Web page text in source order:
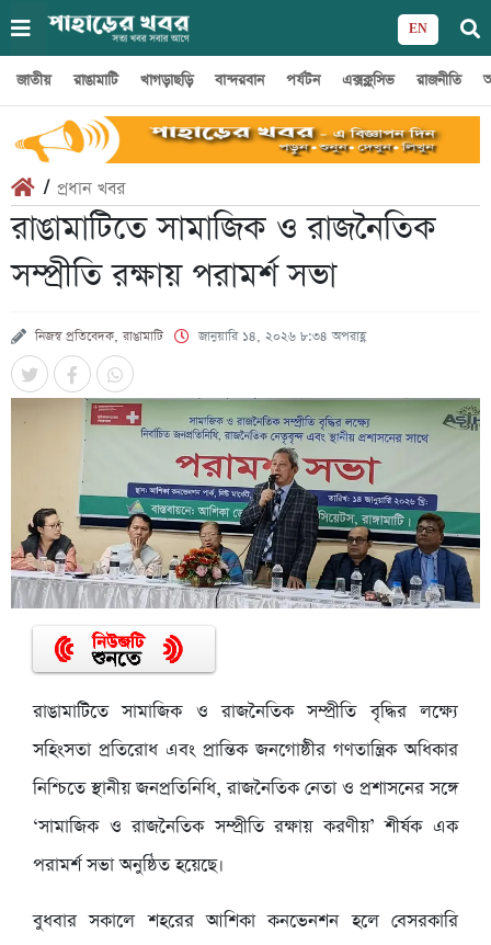
EN
জাতীয় রাঙামাটি খাগড়াছড়ি বান্দরবান পর্যটন এক্সক্লুসিভ রাজনীতি
/ প্রধান খবর
রাঙামাটিতে সামাজিক ও রাজনৈতিক
সম্প্রীতি রক্ষায় পরামর্শ সভা
নিজস্ব প্রতিবেদক, রাঙামাটি জানুয়ারি ১৪, ২০২৬ ৮:৩৪ অপরাহ্ণ
রাঙামাটিতে সামাজিক ও রাজনৈতিক সম্প্রীতি বৃদ্ধির লক্ষ্যে
সহিংসতা প্রতিরোধ এবং প্রান্তিক জনগোষ্ঠীর গণতান্ত্রিক অধিকার
নিশ্চিতে স্থানীয় জনপ্রতিনিধি, রাজনৈতিক নেতা ও প্রশাসনের সঙ্গে
‘সামাজিক ও রাজনৈতিক সম্প্রীতি রক্ষায় করণীয়’ শীর্ষক এক
পরামর্শ সভা অনুষ্ঠিত হয়েছে।
বুধবার সকালে শহরের আশিকা কনভেনশন হলে বেসরকারি